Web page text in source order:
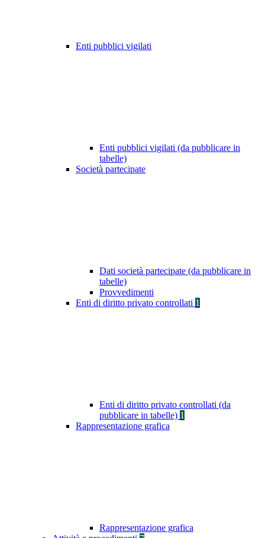
Enti pubblici vigilati
Enti pubblici vigilati (da pubblicare in
tabelle)
Società partecipate
Dati società partecipate (da pubblicare in
tabelle)
Provvedimenti
Enti di diritto privato controllati 1
Enti di diritto privato controllati (da
pubblicare in tabelle) 1
Rappresentazione grafica
Rappresentazione grafica